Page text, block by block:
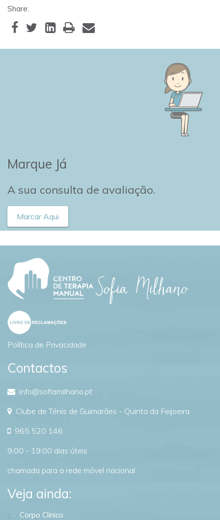
Marque Já
A sua consulta de avaliação.
Marcar Aqui
Política de Privacidade
Contactos
info@sofiamilhano.pt
Clube de Ténis de Guimarães - Quinta da Feijoeira
965 520 146
9:00 - 19:00 dias úteis
chamada para a rede móvel nacional
Veja ainda:
Corpo Clínico